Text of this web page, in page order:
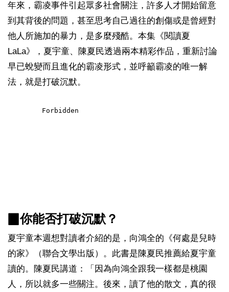
年來，霸凌事件引起眾多社會關注，許多人才開始留意
到其背後的問題，甚至思考自己過往的創傷或是曾經對
他人所施加的暴力，是多麼殘酷。本集《閱讀夏
LaLa》，夏宇童、陳夏民透過兩本精彩作品，重新討論
早已蛻變而且進化的霸凌形式，並呼籲霸凌的唯一解
法，就是打破沉默。
▉你能否打破沉默？
夏宇童本週想對讀者介紹的是，向鴻全的《何處是兒時
的家》（聯合文學出版）。此書是陳夏民推薦給夏宇童
讀的。陳夏民講道：「因為向鴻全跟我一樣都是桃園
人，所以就多一些關注。後來，讀了他的散文，真的很